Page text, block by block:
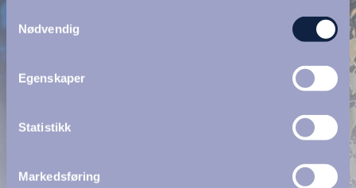
Nødvendig
Egenskaper
Statistikk
Markedsføring